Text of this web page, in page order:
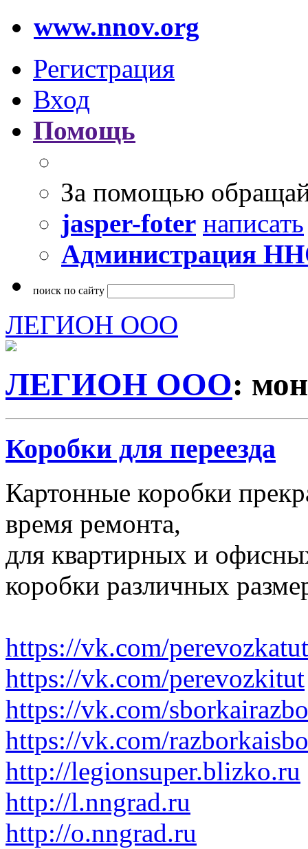
www.nnov.org
Регистрация
Вход
Помощь
За помощью
jasper-foter написать
Администрация
поиск по сайту
ЛЕГИОН ООО
ЛЕГИОН ООО:
Коробки для переезда
Картонные коробки
время ремонта,
для квартирных и
коробки различных
https://vk.com/perevozkatut
https://vk.com/perevozkitut
https://vk.com/
https://vk.com/
http://legionsuper.blizko.ru
http://l.nngrad.ru
http://o.nngrad.ru